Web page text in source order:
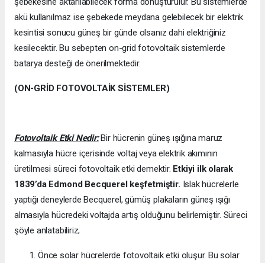
akü kullanılmaz ise şebekede meydana gelebilecek bir elektrik
kesintisi sonucu güneş bir günde olsanız dahi elektriğiniz
kesilecektir. Bu sebepten on-grid fotovoltaik sistemlerde
batarya desteği de önerilmektedir.
(ON-GRİD FOTOVOLTAİK SİSTEMLER)
Fotovoltaik Etki Nedir:Bir hücrenin güneş ışığına maruz
kalmasıyla hücre içerisinde voltaj veya elektrik akımının
üretilmesi süreci fotovoltaik etki demektir. Etkiyi ilk olarak
1839’da Edmond Becquerel keşfetmiştir. Islak hücrelerle
yaptığı deneylerde Becquerel, gümüş plakaların güneş ışığı
almasıyla hücredeki voltajda artış olduğunu belirlemiştir. Süreci
şöyle anlatabiliriz;
Önce solar hücrelerde fotovoltaik etki oluşur. Bu solar